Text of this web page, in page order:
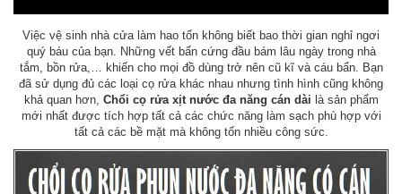
Việc vệ sinh nhà cửa làm hao tốn không biết bao thời gian nghỉ ngơi
quý báu của bạn. Những vết bẩn cứng đầu bám lâu ngày trong nhà
tắm, bồn rửa,… khiến cho mọi đồ dùng trở nên cũ kĩ và cáu bẩn. Bạn
đã sử dụng đủ các loại cọ rửa khác nhau nhưng tình hình cũng không
khả quan hơn, Chổi cọ rửa xịt nước đa năng cán dài là sản phẩm
mới nhất được tích hợp tất cả các chức năng làm sạch phù hợp với
tất cả các bề mặt mà không tốn nhiều công sức.